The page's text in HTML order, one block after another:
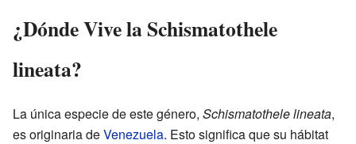
¿Dónde Vive la Schismatothele
lineata?
La única especie de este género, Schismatothele lineata,
es originaria deVenezuela. Esto significa que su hábitat